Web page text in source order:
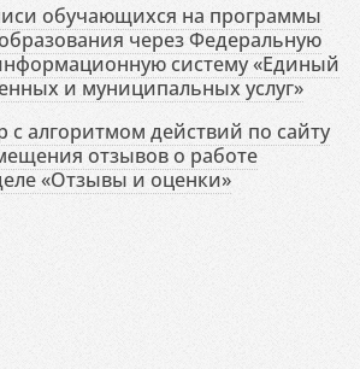
обучающихся на программы
через Федеральную
систему «Единый
и муниципальных услуг»
с алгоритмом действий по сайту
отзывов о работе
«Отзывы и оценки»